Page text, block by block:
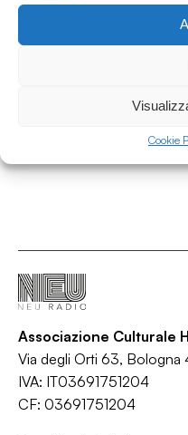
Cookie
Almost Black -
Associazione Culturale
Via degli Orti 63, Bologna
IVA: IT03691751204
CF: 03691751204